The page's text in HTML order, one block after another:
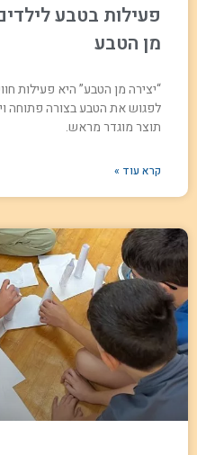
פעילות בטבע
מן הטבע
“יצירה מן הטבע” היא פעילות
לפגוש את הטבע בצורה פתוחה
תוצר מוגדר מראש.
קרא עוד »